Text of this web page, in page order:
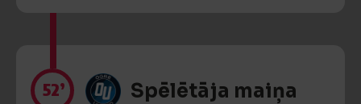
52’ Spēlētāja maiņa